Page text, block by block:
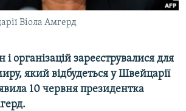
КРИМУ
Віола Амгерд
і організацій зареєструвалися для
який відбудеться у Швейцарії
10 червня президентка